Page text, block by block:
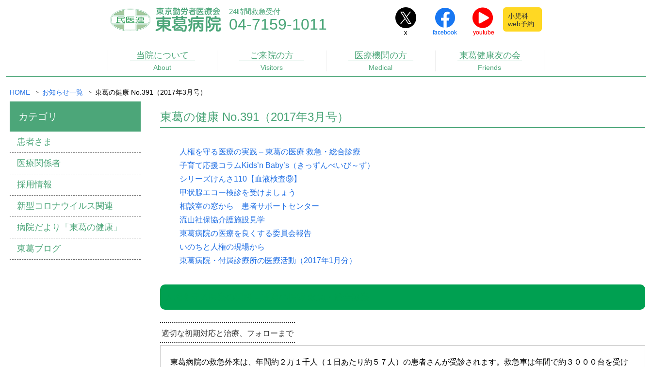
24時間救急受付
04-7159-1011
小児科
web予約
当院について
About
ご来院の方
Visitors
医療機関の方
Medical
東葛健康友の会
Friends
HOME お知らせ一覧 東葛の健康 No.391（2017年3月号）
東葛の健康 No.391（2017年3月号）
人権を守る医療の実践 – 東葛の医療 救急・総合診療
子育て応援コラムKids’n Baby’s（きっずんべいび～ず）
シリーズけんさ110【血液検査⑨】
甲状腺エコー検診を受けましょう
相談室の窓から 患者サポートセンター
流山社保協介護施設見学
東葛病院の医療を良くする委員会報告
いのちと人権の現場から
東葛病院・付属診療所の医療活動（2017年1月分）
適切な初期対応と治療、フォローまで
東葛病院の救急外来は、年間約２万１千人（１日あたり約５７人）の患者さんが受診されます。救急車は年間で約３０００台を受け
カテゴリ
患者さま
医療関係者
採用情報
新型コロナウイルス関連
病院だより「東葛の健康」
東葛ブログ